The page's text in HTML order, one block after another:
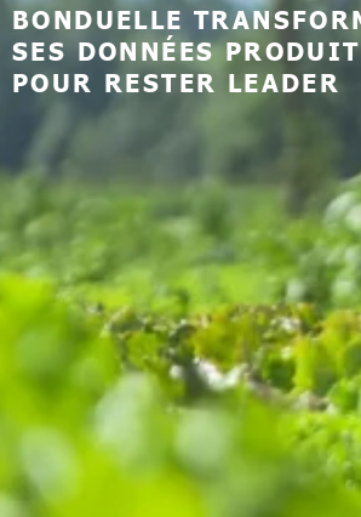
BONDUELLE
SES DONNÉES
POUR RESTER LEADER